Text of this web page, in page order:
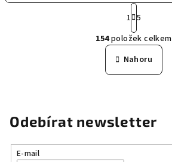
O
v
l
á
í
S
t
r
á
n
k
o
í
1 5
154položek celkem
Nahoru
Odebírat newsletter
E-mail